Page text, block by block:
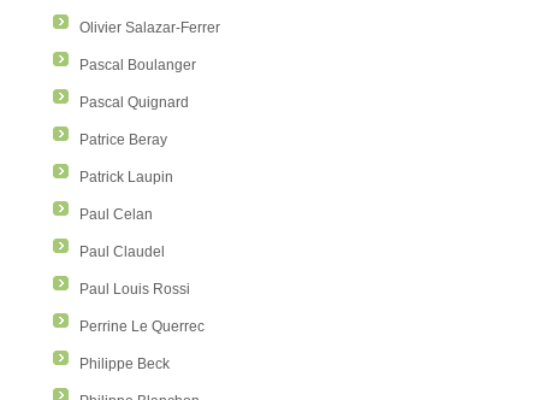
Olivier Salazar-Ferrer
Pascal Boulanger
Pascal Quignard
Patrice Beray
Patrick Laupin
Paul Celan
Paul Claudel
Paul Louis Rossi
Perrine Le Querrec
Philippe Beck